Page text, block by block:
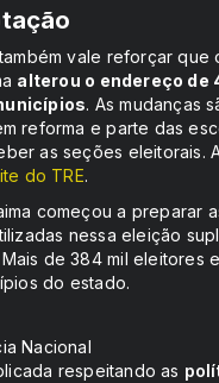
vale reforçar que
alterou o endereço de
. As mudanças
reforma e parte das
as seções eleitorais.
do TRE.
começou a preparar
nessa eleição
de 384 mil eleitores
do estado.
Nacional
respeitando as